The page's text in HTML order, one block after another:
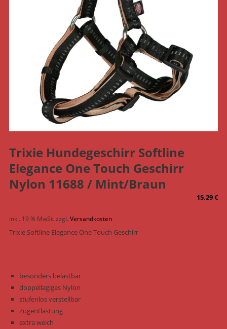
Trixie Hundegeschirr Softline
Elegance One Touch Geschirr
Nylon 11688 / Mint/Braun
15,29€
inkl. 19 % MwSt. zzgl. Versandkosten
Trixie Softline Elegance One Touch Geschirr
besonders belastbar
doppellagiges Nylon
stufenlos verstellbar
Zugentlastung
extra weich